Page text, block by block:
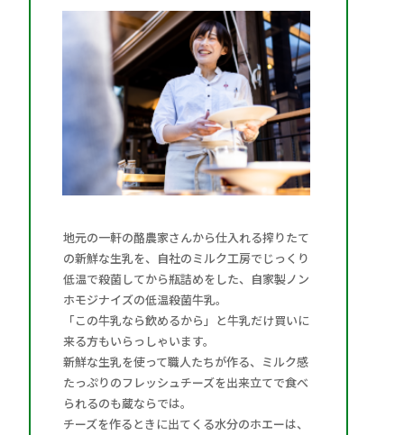
地元の一軒の酪農家さんから仕入れる搾りたて
の新鮮な生乳を、自社のミルク工房でじっくり
低温で殺菌してから瓶詰めをした、自家製ノン
ホモジナイズの低温殺菌牛乳。
「この牛乳なら飲めるから」と牛乳だけ買いに
来る方もいらっしゃいます。
新鮮な生乳を使って職人たちが作る、ミルク感
たっぷりのフレッシュチーズを出来立てで食べ
られるのも蔵ならでは。
チーズを作るときに出てくる水分のホエーは、